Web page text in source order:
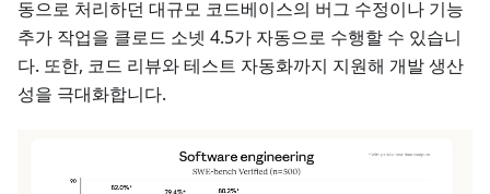
동으로 처리하던 대규모 코드베이스의 버그 수정이나 기능
추가 작업을 클로드 소넷 4.5가 자동으로 수행할 수 있습니
다. 또한, 코드 리뷰와 테스트 자동화까지 지원해 개발 생산
성을 극대화합니다.